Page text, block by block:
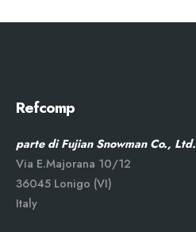
Refcomp
parte di Fujian Snowman Co., Ltd.
Via E.Majorana 10/12
36045 Lonigo (VI)
Italy